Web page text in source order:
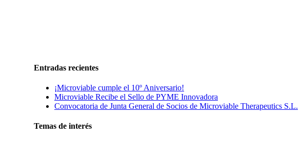
Entradas recientes
¡Microviable cumple el 10º Aniversario!
Microviable Recibe el Sello de PYME Innovadora
Convocatoria de Junta General de Socios de Microviable Therapeutics S.L.
Temas de interés